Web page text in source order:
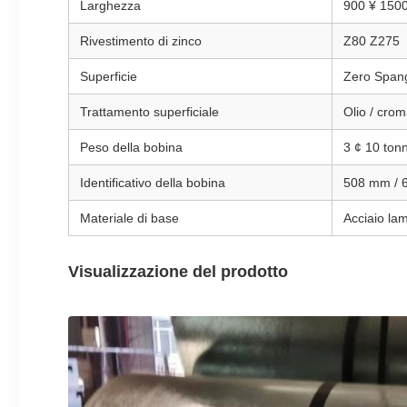
Larghezza 900 ¥
Rivestimento di zinco Z80 Z275
Superficie Zero
Trattamento superficiale Olio /
Peso della bobina 3 ¢ 10
Identificativo della bobina 508 mm /
Materiale di base Acciaio
Visualizzazione del prodotto